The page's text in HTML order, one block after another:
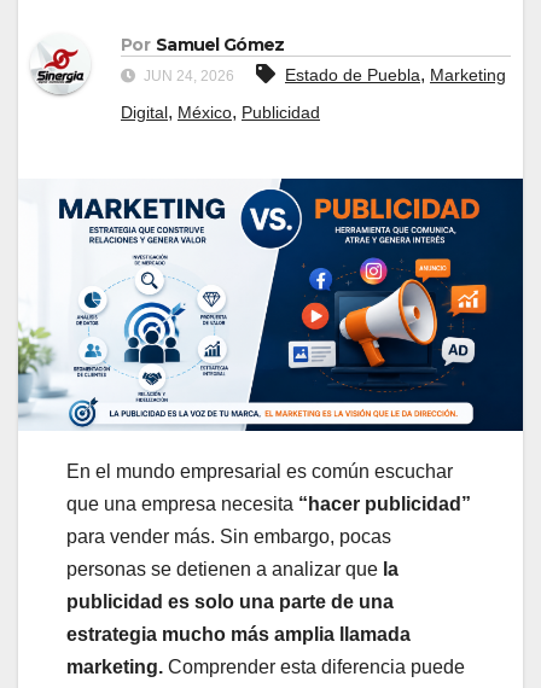
Por Samuel Gómez
JUN 24, 2026 Estado de Puebla, Marketing
Digital, México, Publicidad
En el mundo empresarial es común escuchar
que una empresa necesita “hacer publicidad”
para vender más. Sin embargo, pocas
personas se detienen a analizar que la
publicidad es solo una parte de una
estrategia mucho más amplia llamada
marketing. Comprender esta diferencia puede